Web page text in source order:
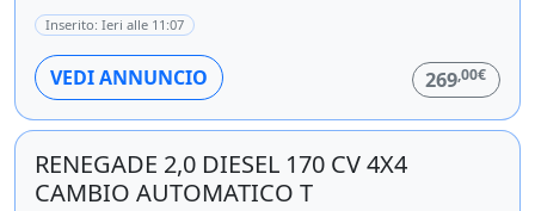
Inserito: Ieri alle 11:07
VEDI ANNUNCIO 269,00€
RENEGADE 2,0 DIESEL 170 CV 4X4
CAMBIO AUTOMATICO T